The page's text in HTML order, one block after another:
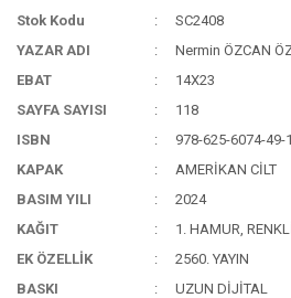
Stok Kodu
SC2408
YAZAR ADI
Nermin ÖZCAN
EBAT
14X23
SAYFA SAYISI
118
ISBN
978-625-6074-49-1
KAPAK
AMERİKAN CİLT
BASIM YILI
2024
KAĞIT
1. HAMUR,
EK ÖZELLİK
2560. YAYIN
BASKI
UZUN DİJİTAL